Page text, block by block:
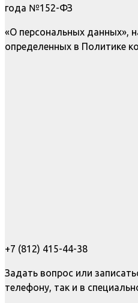
года №152-ФЗ
«О персональных данных»,
определенных в Политике
+7 (812) 415-44-38
Задать вопрос или
телефону, так и в